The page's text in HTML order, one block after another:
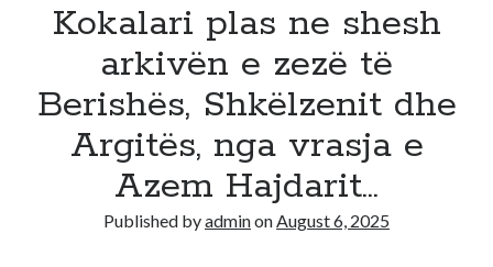
Kokalari plas ne shesh
arkivën e zezë të
Berishës, Shkëlzenit dhe
Argitës, nga vrasja e
Azem Hajdarit…
Published byadminonAugust 6, 2025